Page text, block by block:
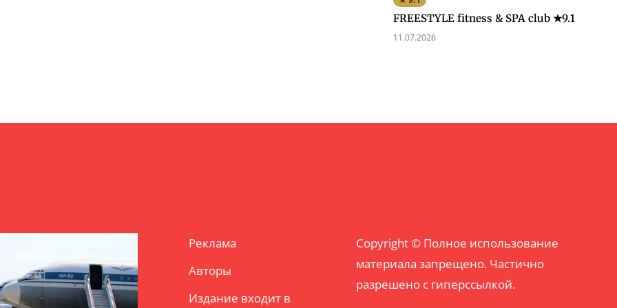
FREESTYLE fitness & SPA club ★9.1
11.07.2026
Реклама
Авторы
Издание входит в
Copyright © Полное использование
материала запрещено. Частично
разрешено с гиперссылкой.